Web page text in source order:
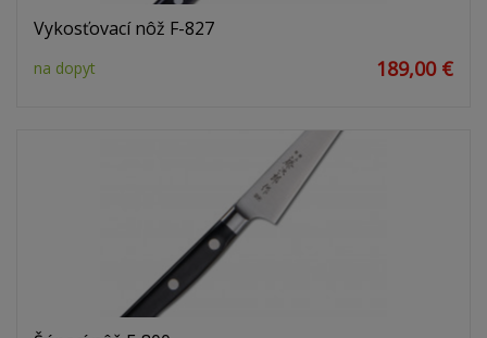
Vykosťovací nôž F-827
na dopyt 189,00 €